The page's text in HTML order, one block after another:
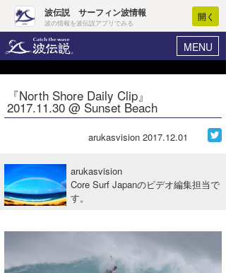
波伝説 サーフィン波情報
波の情報を波伝説アプリでみる
開く
MENU
ヘルプ マイホーム
ログイン
波情報･概況
WAVE HUNTER 波予想ツール
『North Shore Daily Clip』
2017.11.30 @ Sunset Beach
arukasvision 2017.12.01
arukasvision
Core Surf Japanのビデオ編集担当で
す。
Core Surf Japan
アート＆エンタメ
ショップ情報